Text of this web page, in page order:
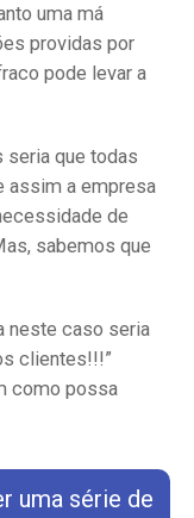
uma má
providas por
pode levar a
seria que todas
assim a empresa
de
sabemos que
neste caso seria
clientes!!!”
como possa
uma série de